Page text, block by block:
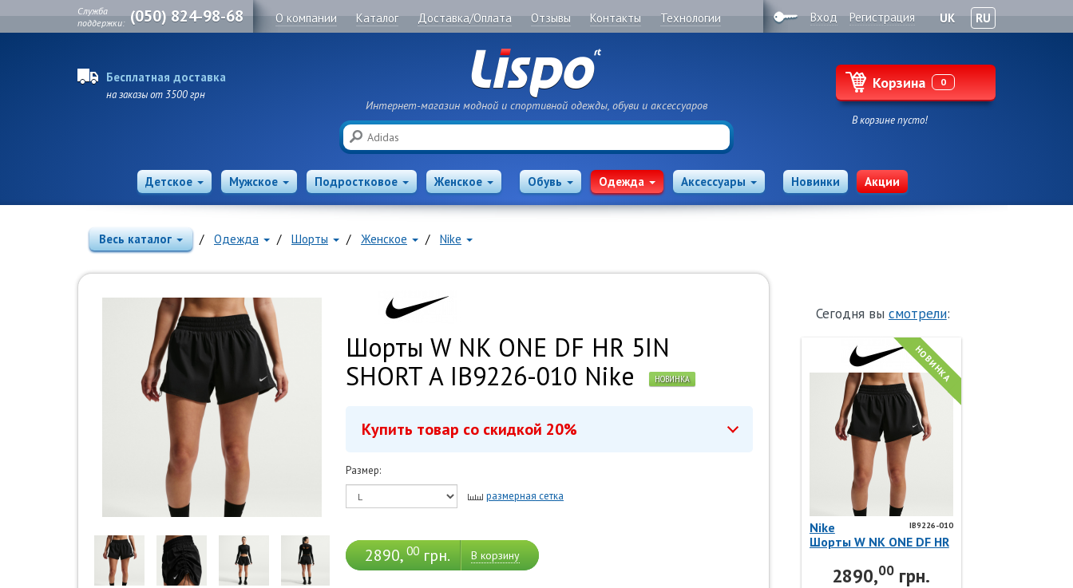
Вход Регистрация UK RU
Служба
поддержки: (050) 824-98-68 О компании Каталог Доставка/Оплата Отзывы Контакты Технологии
Корзина 0
В корзине пусто!
Бесплатная доставка
на заказы от 3500 грн
Интернет-магазин модной и спортивной одежды, обуви и аксессуаров
Поиск
Детское Мужское Подростковое Женское Обувь Одежда Аксессуары Новинки Акции
Весь каталог Одежда Шорты Женское Nike
Шорты W NK ONE DF HR 5IN
SHORT A IB9226-010 Nike
НОВИНКА
Купить товар со скидкой 20%
* Промокод действует до 28 февраля 2030
Размер:
размерная сетка
2890,00грн.+–В корзину
Сегодня вы смотрели:
НОВИНКА
IB9226-010
Nike
Шорты W NK ONE DF HR
Nike2890,00 грн.